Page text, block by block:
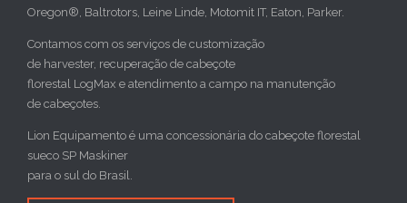
Oregon®, Baltrotors, Leine Linde, Motomit IT, Eaton, Parker.
Contamos com os serviços de customização
de harvester, recuperação de cabeçote
florestal LogMax e atendimento a campo na manutenção
de cabeçotes.
Lion Equipamento é uma concessionária do cabeçote florestal
sueco SP Maskiner
para o sul do Brasil.